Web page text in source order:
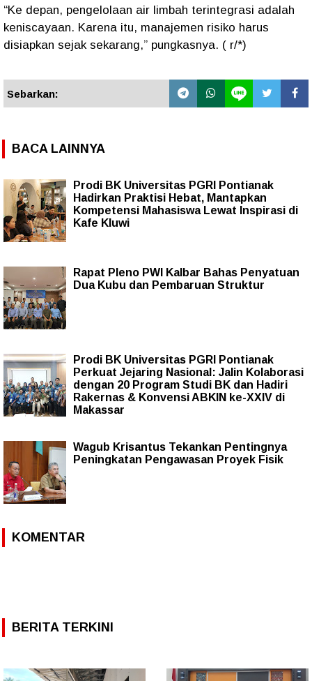
“Ke depan, pengelolaan air limbah terintegrasi adalah
keniscayaan. Karena itu, manajemen risiko harus
disiapkan sejak sekarang,” pungkasnya. ( r/*)
Sebarkan:
BACA LAINNYA
Prodi BK Universitas PGRI Pontianak
Hadirkan Praktisi Hebat, Mantapkan
Kompetensi Mahasiswa Lewat Inspirasi di
Kafe Kluwi
Rapat Pleno PWI Kalbar Bahas Penyatuan
Dua Kubu dan Pembaruan Struktur
Prodi BK Universitas PGRI Pontianak
Perkuat Jejaring Nasional: Jalin Kolaborasi
dengan 20 Program Studi BK dan Hadiri
Rakernas & Konvensi ABKIN ke-XXIV di
Makassar
Wagub Krisantus Tekankan Pentingnya
Peningkatan Pengawasan Proyek Fisik
KOMENTAR
BERITA TERKINI